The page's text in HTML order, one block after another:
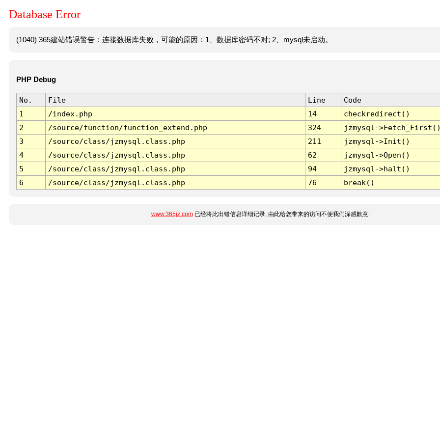
Database Error
(1040) 365建站错误警告：连接数据库失败，可能的原因：1、数据库密码不对; 2、mysql未启动。
PHP Debug
No. File Line
Code
1
/index.php 14
checkredirect()
2
/source/function/function_extend.php 324
jzmysql-
3
/source/class/jzmysql.class.php 211
jzmysql->Init()
4
/source/class/jzmysql.class.php 62
jzmysql->Open()
5
/source/class/jzmysql.class.php 94
jzmysql->halt()
6
/source/class/jzmysql.class.php 76 break()
www.365jz.com已经将此出错信息详细记录, 由此给您带来的访问不便我们深感歉意.